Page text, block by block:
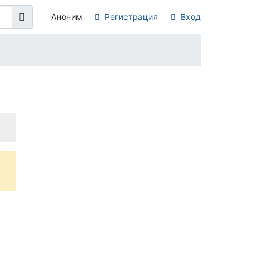
Аноним Регистрация Вход